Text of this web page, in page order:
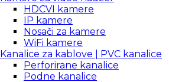
HDCVI kamere
IP kamere
Nosači za kamere
WiFi kamere
Kanalice za kablove | PVC kanalice
Perforirane kanalice
Podne kanalice